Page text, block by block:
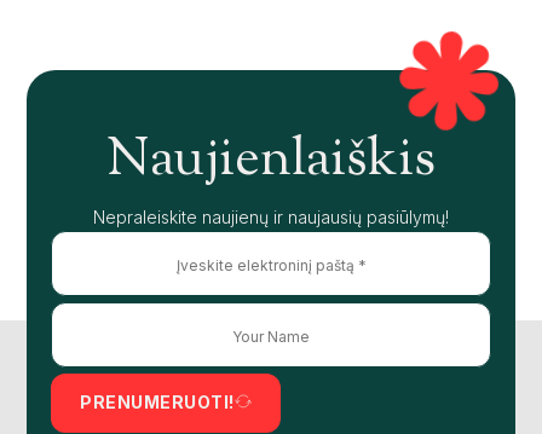
Naujienlaiškis
Nepraleiskite naujienų ir naujausių pasiūlymų!
PRENUMERUOTI!